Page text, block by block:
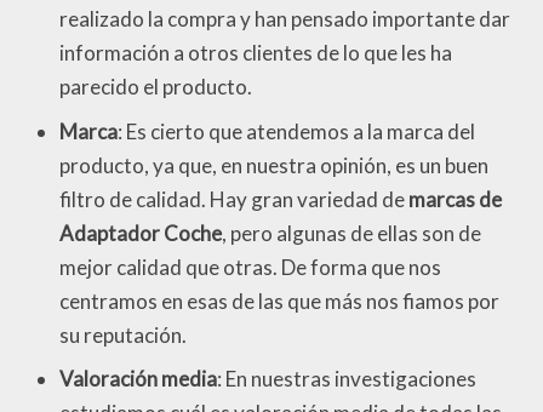
realizado la compra y han pensado importante dar
información a otros clientes de lo que les ha
parecido el producto.
Marca: Es cierto que atendemos a la marca del
producto, ya que, en nuestra opinión, es un buen
filtro de calidad. Hay gran variedad demarcas de
Adaptador Coche, pero algunas de ellas son de
mejor calidad que otras. De forma que nos
centramos en esas de las que más nos fiamos por
su reputación.
Valoración media: En nuestras investigaciones